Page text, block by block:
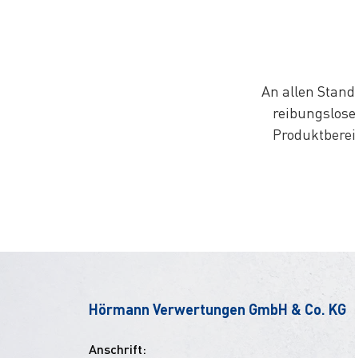
An allen
Hörmann Verwertungen GmbH & Co. KG
Anschrift: